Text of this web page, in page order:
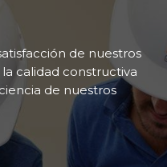
de nuestros
calidad constructiva
de nuestros